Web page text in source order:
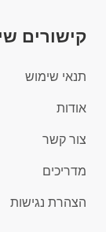
קישורים
תנאי שימוש
אודות
צור קשר
מדריכים
הצהרת נגישות